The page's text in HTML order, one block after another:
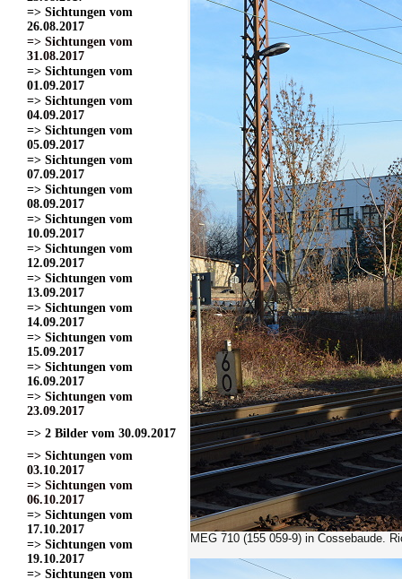
=> Sichtungen vom
26.08.2017
=> Sichtungen vom
31.08.2017
=> Sichtungen vom
01.09.2017
=> Sichtungen vom
04.09.2017
=> Sichtungen vom
05.09.2017
=> Sichtungen vom
07.09.2017
=> Sichtungen vom
08.09.2017
=> Sichtungen vom
10.09.2017
=> Sichtungen vom
12.09.2017
=> Sichtungen vom
13.09.2017
=> Sichtungen vom
14.09.2017
=> Sichtungen vom
15.09.2017
=> Sichtungen vom
16.09.2017
=> Sichtungen vom
23.09.2017
=> 2 Bilder vom 30.09.2017
=> Sichtungen vom
03.10.2017
=> Sichtungen vom
06.10.2017
=> Sichtungen vom
17.10.2017
=> Sichtungen vom
19.10.2017
=> Sichtungen vom
MEG 710 (155 059-9) in Cossebaude.